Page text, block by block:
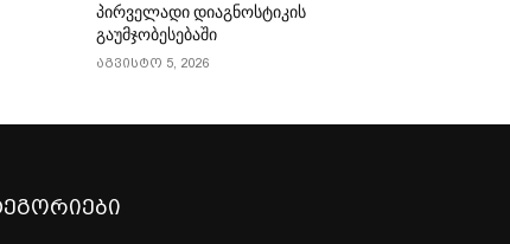
პირველადი დიაგნოსტიკის
გაუმჯობესებაში
აგვისტო 5, 2026